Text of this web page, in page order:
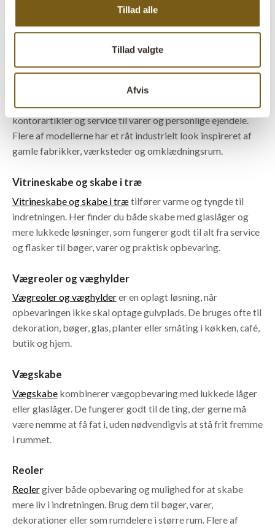
Tillad alle
Tillad valgte
Afvis
butik og hjem. Skufferne i metalkommoderne gør det
derimod muligt at gemme de ting væk, du ikke synes
Metalskabe og vintage lockers
Metalskabe og vintage lockersgiver masser af karakter til
indretningen og fungerer godt til opbevaring af alt fra
kontorartikler og service til varer og personlige ejendele.
Flere af modellerne har et råt industrielt look inspireret af
gamle fabrikker, værksteder og omklædningsrum.
Vitrineskabe og skabe i træ
Vitrineskabe og skabe i trætilfører varme og tyngde til
indretningen. Her finder du både skabe med glaslåger og
mere lukkede løsninger, som fungerer godt til alt fra service
og flasker til bøger, varer og praktisk opbevaring.
Vægreoler og væghylder
Vægreoler og væghylderer en oplagt løsning, når
opbevaringen ikke skal optage gulvplads. De bruges ofte til
dekoration, bøger, glas, planter eller småting i køkken, café,
butik og hjem.
Vægskabe
Vægskabekombinerer vægopbevaring med lukkede låger
eller glaslåger. De fungerer godt til de ting, der gerne må
være nemme at få fat i, uden nødvendigvis at stå frit fremme
i rummet.
Reoler
Reolergiver både opbevaring og mulighed for at skabe
mere liv i indretningen. Brug dem til bøger, varer,
dekorationer eller som rumdelere i større rum. Flere af